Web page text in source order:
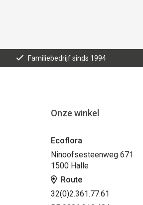
Familiebedrijf sinds 1994
Onze winkel
Ecoflora
Ninoofsesteenweg 671
1500 Halle
Route
32(0)2.361.77.61